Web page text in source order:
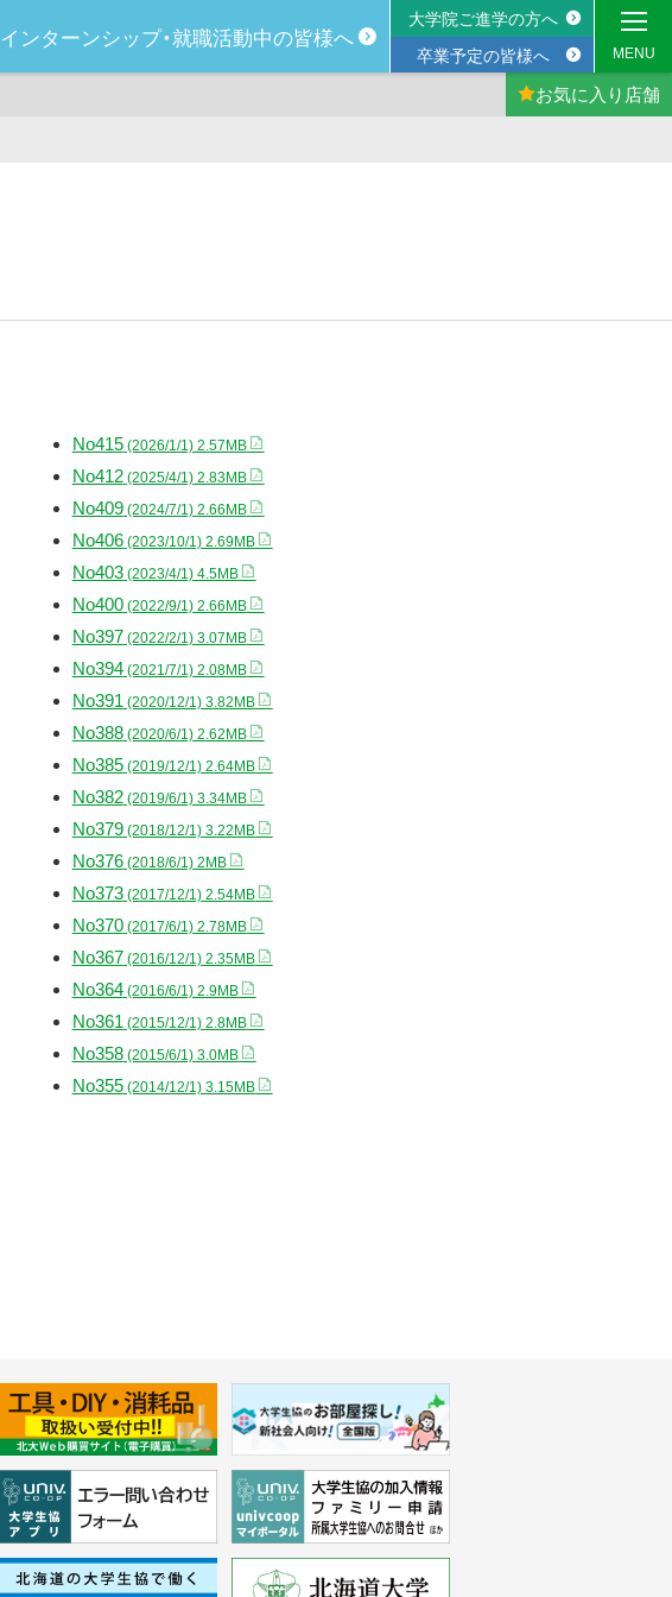
インターンシップ・就職活動中の皆様へ
大学院ご進学の方へ
卒業予定の皆様へ
お気に入り 店舗
MENU
No415(2026/1/1) 2.57MB
No412(2025/4/1) 2.83MB
No409(2024/7/1) 2.66MB
No406(2023/10/1) 2.69MB
No403(2023/4/1) 4.5MB
No400(2022/9/1) 2.66MB
No397(2022/2/1) 3.07MB
No394(2021/7/1) 2.08MB
No391(2020/12/1) 3.82MB
No388(2020/6/1) 2.62MB
No385(2019/12/1) 2.64MB
No382(2019/6/1) 3.34MB
No379(2018/12/1) 3.22MB
No376(2018/6/1) 2MB
No373(2017/12/1) 2.54MB
No370(2017/6/1) 2.78MB
No367(2016/12/1) 2.35MB
No364(2016/6/1) 2.9MB
No361(2015/12/1) 2.8MB
No358(2015/6/1) 3.0MB
No355(2014/12/1) 3.15MB